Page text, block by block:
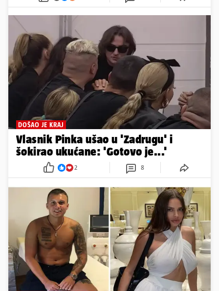
DOŠAO JE KRAJ
Vlasnik Pinka ušao u 'Zadrugu' i
šokirao ukućane: 'Gotovo je...'
2 8